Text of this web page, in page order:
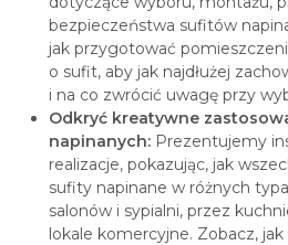
bezpieczeństwa sufitów
jak przygotować
o sufit, aby jak najdłużej
i na co zwrócić uwagę przy
Odkryć kreatywne
napinanych: Prezentujemy
realizacje, pokazując, jak
sufity napinane w różnych
salonów i sypialni, przez
lokale komercyjne. Zobacz,